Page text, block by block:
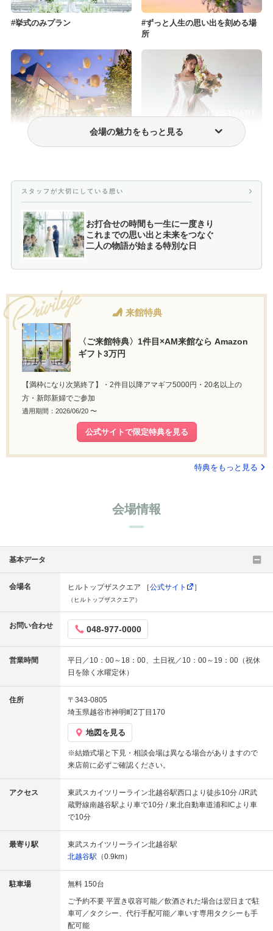
挙式のみプラン
ずっと人生の思い出を刻める場
所
会場の魅力をもっと見る
スタッフが大切にしている想い
お打合せの時間も一生に一度きり
これまでの思い出と未来をつなぐ
二人の物語が始まる特別な日
来館特典
〈ご来館特典〉1件目×AM来館なら Amazon
ギフト3万円
【満枠になり次第終了】・2件目以降アマギフ5000円・20名以上の
方・新郎新婦でご参加
適用期間：2026/06/20 〜
公式サイトで限定特典を見る
特典をもっと見る
会場情報
基本データ
会場名 ヒルトップザスクエア ［公式サイト ］
（ヒルトップザスクエア）
お問い合わせ 048-977-0000
営業時間
平日／10：00～18：00、土日祝／10：00～19：00（祝休
日を除く水曜定休）
住所
〒343-0805
埼玉県越谷市神明町2丁目170
地図を見る
※結婚式場と下見・相談会場は異なる場合がありますので
来店前に必ずご確認ください。
アクセス
東武スカイツリーライン北越谷駅西口より徒歩10分 /JR武
蔵野線南越谷駅より車で10分 / 東北自動車道浦和ICより車
で10分
最寄り駅
東武スカイツリーライン北越谷駅
北越谷駅 （0.9km）
駐車場
無料 150台
ご予約不要 平置き収容可能／飲酒された場合は翌日まで駐
車可／タクシー、代行手配可能／車いす専用タクシーも手
配可能